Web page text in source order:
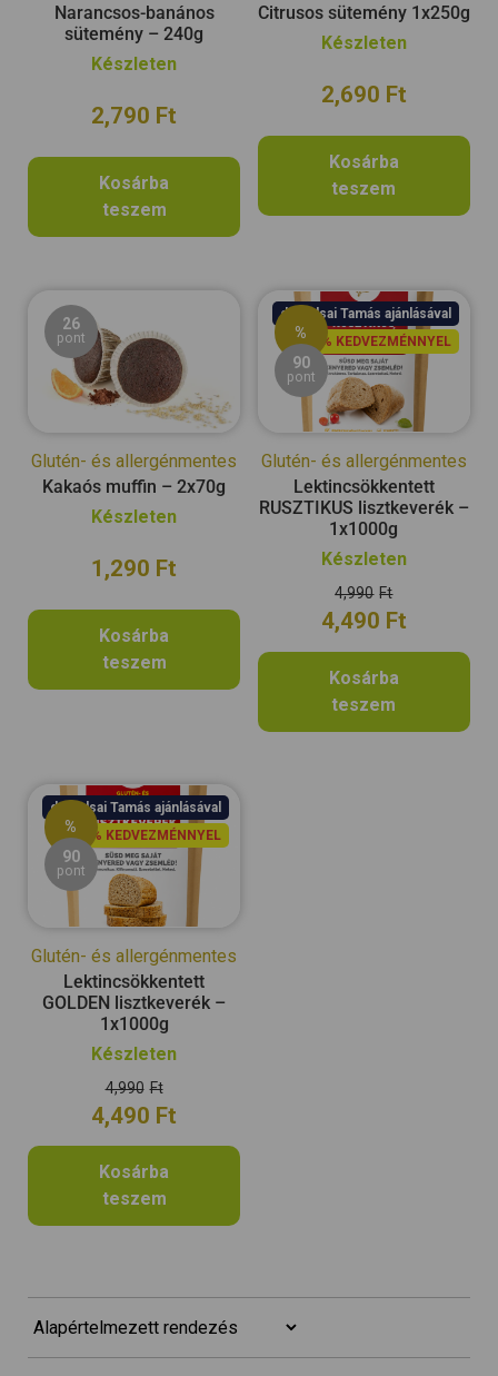
Narancsos-banános
sütemény – 240g
Készleten
2,790 Ft
Kosárba
teszem
Citrusos sütemény 1x250g
Készleten
2,690 Ft
Kosárba
teszem
26
pont
Glutén- és allergénmentes
Kakaós muffin – 2x70g
Készleten
1,290 Ft
Kosárba
teszem
%
90
pont
dr. Balsai Tamás ajánlásával
11% KEDVEZMÉNNYEL
Glutén- és allergénmentes
Lektincsökkentett
RUSZTIKUS lisztkeverék –
1x1000g
Készleten
4,990 Ft
4,490 Ft
Kosárba
teszem
%
90
pont
dr. Balsai Tamás ajánlásával
11% KEDVEZMÉNNYEL
Glutén- és allergénmentes
Lektincsökkentett
GOLDEN lisztkeverék –
1x1000g
Készleten
4,990 Ft
4,490 Ft
Kosárba
teszem